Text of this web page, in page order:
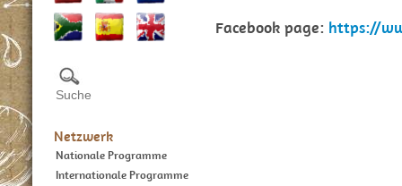
Netzwerk
Nationale Programme
Internationale Programme
Facebook page: https://